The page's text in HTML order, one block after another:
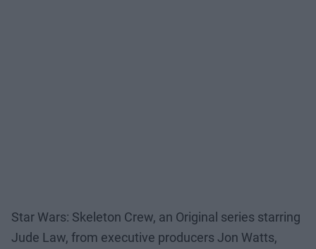
Star Wars: Skeleton Crew, an Original series starring
Jude Law, from executive producers Jon Watts,